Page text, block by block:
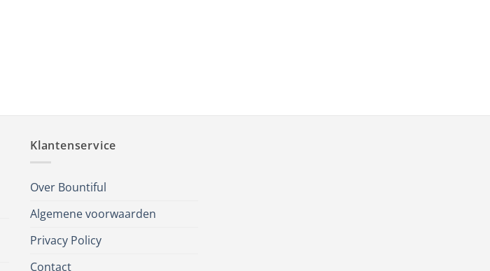
Klantenservice
Over Bountiful
Algemene voorwaarden
Privacy Policy
Contact